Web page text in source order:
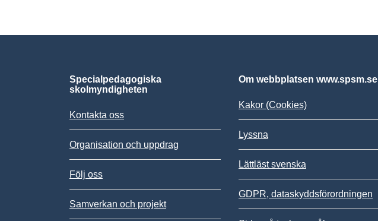
Specialpedagogiska
skolmyndigheten
Kontakta oss
Organisation och uppdrag
Följ oss
Samverkan och projekt
Om webbplatsen www.spsm.se
Kakor (Cookies)
Lyssna
Lättläst svenska
GDPR, dataskyddsförordningen